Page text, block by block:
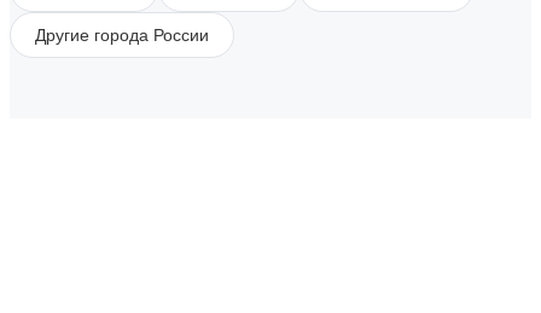
Другие города России